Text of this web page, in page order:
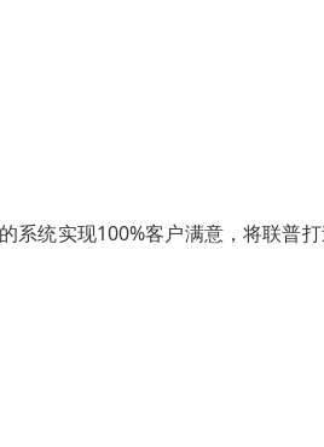
系统实现100%客户满意，将联普